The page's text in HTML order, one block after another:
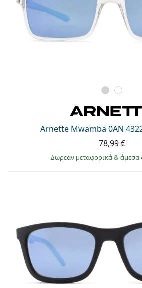
Arnette Mwamba 0AN
78,99 €
Δωρεάν μεταφορικά& άμεσα